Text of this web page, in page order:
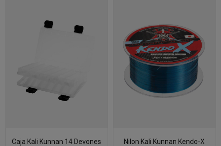
Caja Kali Kunnan 14 Devones Nilon Kali Kunnan Kendo-X